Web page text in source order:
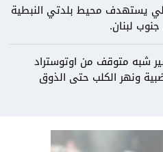
يستهدف محيط بلدتي النبطية
لبنان.
شبه متوقف من اوتوستراد
ونهر الكلب حتى الذوق